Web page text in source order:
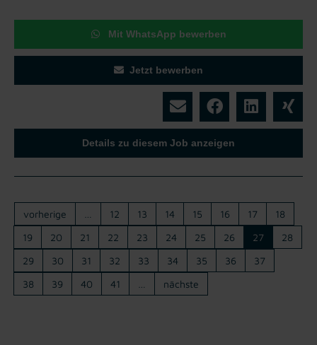
Mit WhatsApp bewerben
Jetzt bewerben
Details zu diesem Job anzeigen
vorherige 12 13 14 15 16 17
18
19
20 21 22 23 24 25 26 27
28
29
30 31 32 33 34 35 36
37
38
39 40 41 nächste